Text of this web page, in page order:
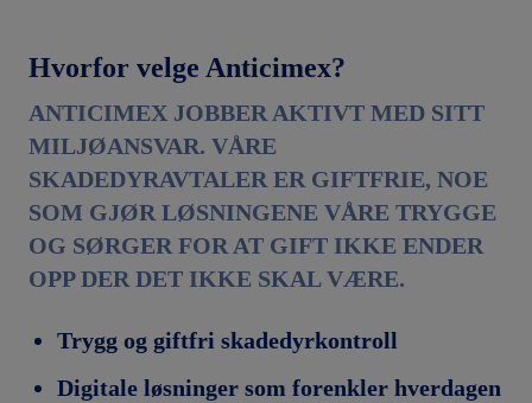
Hvorfor velge Anticimex?
ANTICIMEX JOBBER AKTIVT MED SITT
MILJØANSVAR. VÅRE
SKADEDYRAVTALER ER GIFTFRIE, NOE
SOM GJØR LØSNINGENE VÅRE TRYGGE
OG SØRGER FOR AT GIFT IKKE ENDER
OPP DER DET IKKE SKAL VÆRE.
Trygg og giftfri skadedyrkontroll
Digitale løsninger som forenkler hverdagen